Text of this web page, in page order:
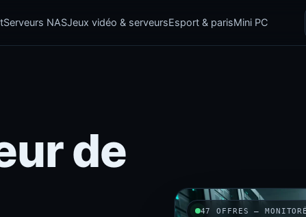
Serveurs NASJeux vidéo & serveursEsport & parisMini PC
de
47 OFFRES —